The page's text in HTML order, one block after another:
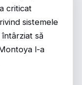
criticat
sistemele
să
l-a